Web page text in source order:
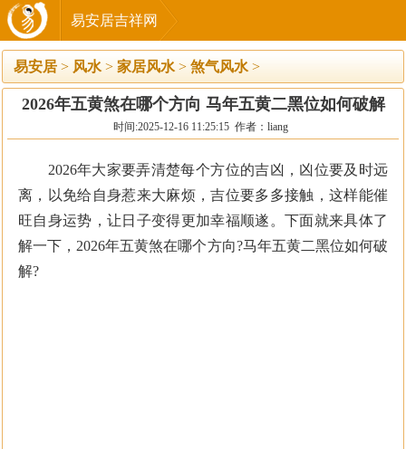
易安居吉祥网
易安居 > 风水 > 家居风水 > 煞气风水 >
2026年五黄煞在哪个方向 马年五黄二黑位如何破解
时间:2025-12-16 11:25:15 作者：liang
2026年大家要弄清楚每个方位的吉凶，凶位要及时远
离，以免给自身惹来大麻烦，吉位要多多接触，这样能催
旺自身运势，让日子变得更加幸福顺遂。下面就来具体了
解一下，2026年五黄煞在哪个方向?马年五黄二黑位如何破
解?